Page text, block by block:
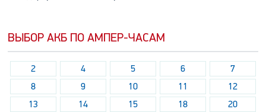
ВЫБОР АКБ ПО АМПЕР-ЧАСАМ
2 4 5 6
7
8
9 10 11
12
13
14 15 18 20